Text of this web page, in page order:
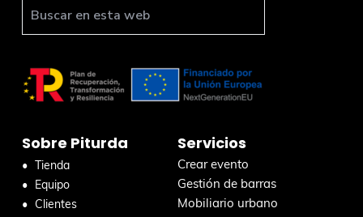
c
e
Sobre Piturda
Tienda
Equipo
Clientes
Servicios
Crear evento
Gestión de barras
Mobiliario urbano